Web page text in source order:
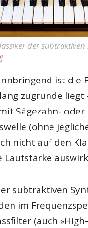
der
]
ist die
zugrunde
Sägezahn- oder
(ohne
nicht auf den
Lautstärke
subtraktiven
im
(auch